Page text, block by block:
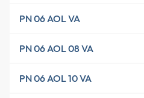
PN 06 AOL VA
PN 06 AOL 08 VA
PN 06 AOL 10 VA